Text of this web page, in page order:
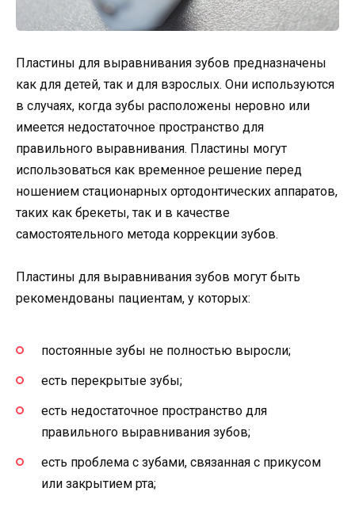
Пластины для выравнивания зубов предназначены
как для детей, так и для взрослых. Они используются
в случаях, когда зубы расположены неровно или
имеется недостаточное пространство для
правильного выравнивания. Пластины могут
использоваться как временное решение перед
ношением стационарных ортодонтических аппаратов,
таких как брекеты, так и в качестве
самостоятельного метода коррекции зубов.
Пластины для выравнивания зубов могут быть
рекомендованы пациентам, у которых:
постоянные зубы не полностью выросли;
есть перекрытые зубы;
есть недостаточное пространство для
правильного выравнивания зубов;
есть проблема с зубами, связанная с прикусом
или закрытием рта;